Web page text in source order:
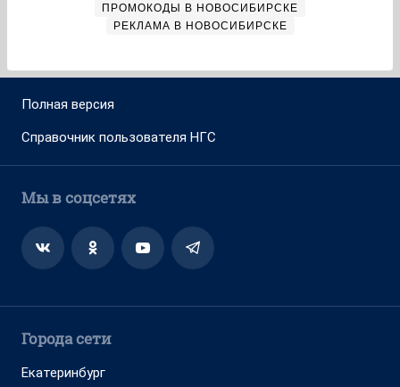
ПРОМОКОДЫ В НОВОСИБИРСКЕ
РЕКЛАМА В НОВОСИБИРСКЕ
Полная версия
Справочник пользователя НГС
Мы в соцсетях
Города сети
Екатеринбург